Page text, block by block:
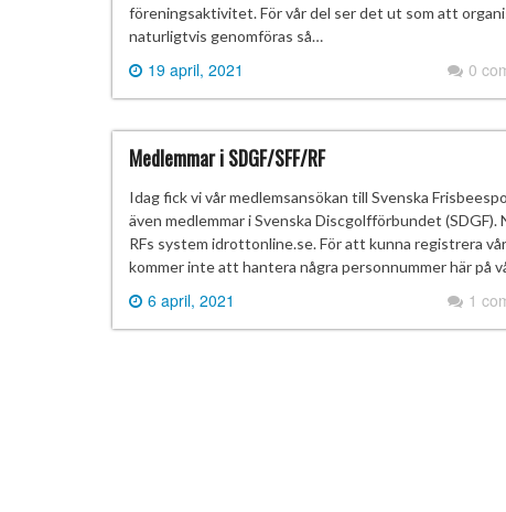
föreningsaktivitet. För vår del ser det ut som att
naturligtvis genomföras så…
19 april, 2021 0
Medlemmar i SDGF/SFF/RF
Idag fick vi vår medlemsansökan till Svenska
även medlemmar i Svenska Discgolfförbundet
RFs system idrottonline.se. För att kunna registrera
kommer inte att hantera några personnummer här på
6 april, 2021 1